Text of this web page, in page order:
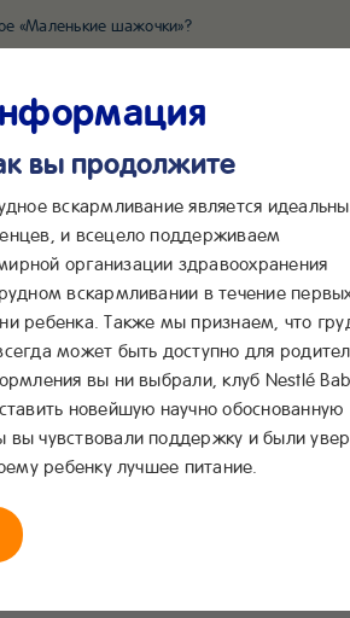
«Маленькие шажочки»?
отслеживания развития вашего
в ВКонтакте
заботы
вы продолжите
вскармливание является
и всецело поддерживаем
организации здравоохранения
вскармливании в течение
ребенка. Также мы признаем, что
может быть доступно для
вы ни выбрали, клуб Nestlé
новейшую научно обоснованную
чувствовали поддержку и были
ребенку лучшее питание.